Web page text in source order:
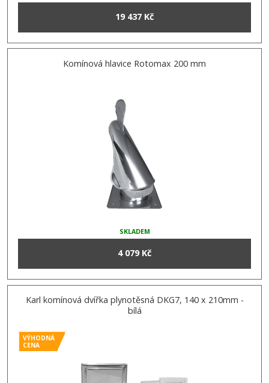
19 437 Kč
Komínová hlavice Rotomax 200 mm
SKLADEM
4 079 Kč
Karl komínová dvířka plynotěsná DKG7, 140 x 210mm -
bílá
VÝHODNÁ
CENA